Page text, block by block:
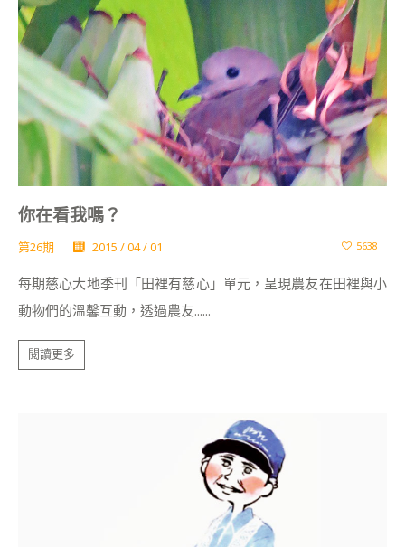
你在看我嗎？
第26期 2015 / 04 / 01 5638
每期慈心大地季刊「田裡有慈心」單元，呈現農友在田裡與小
動物們的溫馨互動，透過農友......
閱讀更多